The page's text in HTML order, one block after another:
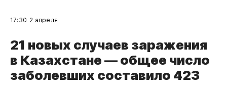
17:30 2 апреля
21 новых случаев заражения
в Казахстане — общее число
заболевших составило 423